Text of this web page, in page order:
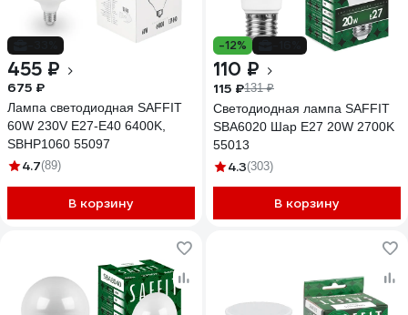
455 ₽
675 ₽
Лампа светодиодная SAFFIT
60W 230V E27-E40 6400K,
SBHP1060 55097
4.7(89)
В корзину
-12%
110 ₽
115 ₽131 ₽
Светодиодная лампа SAFFIT
SBA6020 Шар E27 20W 2700K
55013
4.3(303)
В корзину